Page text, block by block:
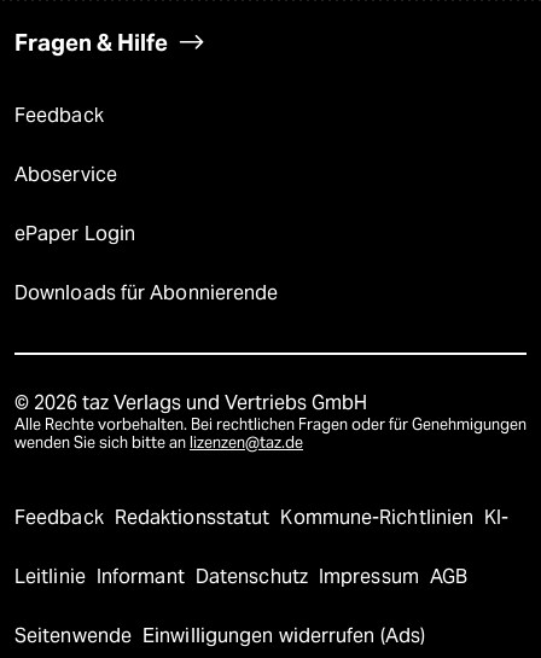
Fragen & Hilfe
Feedback
Aboservice
ePaper Login
Downloads für Abonnierende
© 2026 taz Verlags und Vertriebs GmbH
Alle Rechte vorbehalten. Bei rechtlichen Fragen oder für Genehmigungen
wenden Sie sich bitte an lizenzen@taz.de
Feedback Redaktionsstatut Kommune-Richtlinien KI-
Leitlinie Informant Datenschutz Impressum AGB
Seitenwende Einwilligungen widerrufen (Ads)